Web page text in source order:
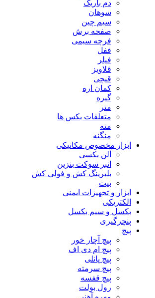
دم باریک
سوهان
سیم چین
صفحه برش
فرچه سیمی
ففل
فیلر
قلاویز
قیچی
کمان اره
گیره
متر
متعلقات بکس ها
مته
منگنه
ابزار مخصوص مکانیکی
آلن بکسی
انبر سوکت بنزین
بلبرینگ کش و فولی کش
بیت
ابزار و تجهیزات ایمنی
الکتریکی
بکسل و سیم بکسل
پنچرگیری
پیچ
پیچ آچار خور
پیچ ام دی اف
پیچ پانلی
پیچ سرمته
پیچ قفسه
رول بولت